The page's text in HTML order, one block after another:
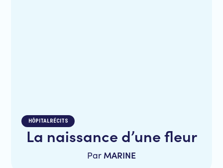
HÔPITALRÉCITS
La naissance d’une fleur
Par MARINE